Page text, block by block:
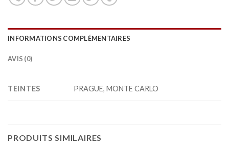
INFORMATIONS COMPLÉMENTAIRES
AVIS (0)
TEINTES PRAGUE, MONTE CARLO
PRODUITS SIMILAIRES